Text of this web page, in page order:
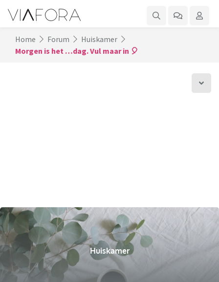
Home Forum
Huiskamer
Morgen is het …dag. Vul maar in 🎈
Huiskamer